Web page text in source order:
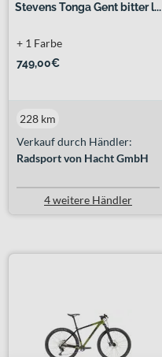
Stevens Tonga Gent bitter l...
749,00€
+ 1 Farbe
Verkauf durch Händler:
Radsport von Hacht GmbH
228 km
4 weitere Händler